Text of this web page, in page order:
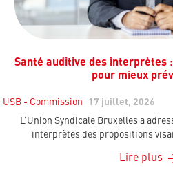
Santé auditive des interprètes
pour mieux
USB - Commission
17 juillet, 2026
L’Union Syndicale Bruxelles a
interprètes des propositions
Lire plus